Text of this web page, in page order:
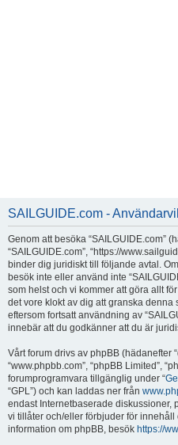
SAILGUIDE.com -
Genom att besöka “SAILGUIDE.com”
“SAILGUIDE.com”, “https://
binder dig juridiskt till följande avtal.
besök inte eller använd inte
som helst och vi kommer att göra allt
det vore klokt av dig att granska
eftersom fortsatt användning av
innebär att du godkänner att du är
Vårt forum drivs av phpBB (hädanefter
“www.phpbb.com”, “phpBB Limited”,
forumprogramvara tillgänglig under “
“GPL”) och kan laddas ner från
endast Internetbaserade diskussioner,
vi tillåter och/eller förbjuder för
information om phpBB, besök https://